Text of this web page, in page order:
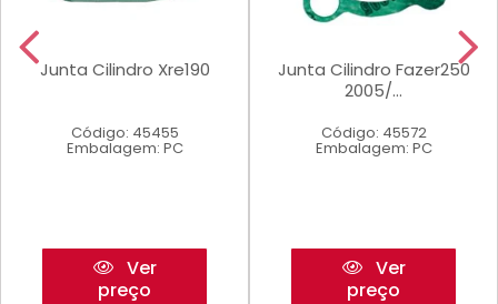
Junta Cilindro Xre190
Código: 45455
Embalagem: PC
Ver
preço
Junta Cilindro Fazer250
2005/...
Código: 45572
Embalagem: PC
Ver
preço